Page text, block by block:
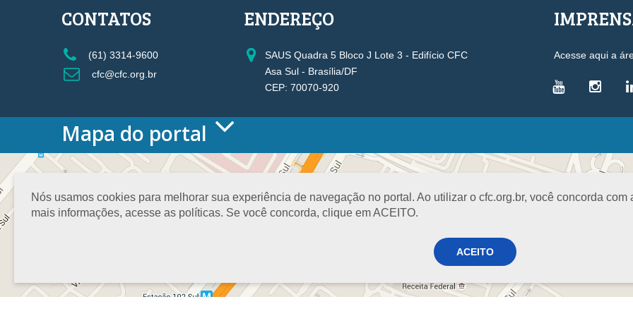
Nós usamos cookies para melhorar sua experiência de navegação no portal. Ao utilizar o cfc.org.br, você concorda com
mais informações, acesse as políticas. Se você concorda, clique em ACEITO.
ACEITO
CONTATOS
(61) 3314-9600
cfc@cfc.org.br
ENDEREÇO
SAUS Quadra 5 Bloco J Lote 3 - Edifício CFC
Asa Sul - Brasília/DF
CEP: 70070-920
Acesse aqui a
Mapa do portal
HOME
O CONSELHO
Conselho Diretor
Nossa Sede
Planejamento
PRESIDÊNCIA
VICE-PRESIDÊNCIAS
Administrativa
Controle Interno
Desenvolvimento Profissional
Fiscalização, Ética e Disciplina
PROJETOS E PROGRAMAS